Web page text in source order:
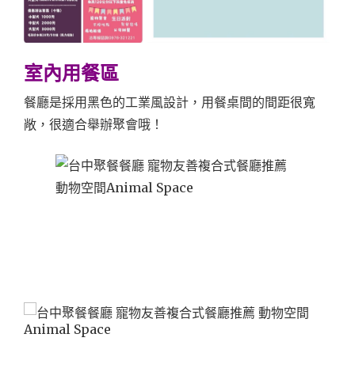
室內用餐區
餐廳是採用黑色的工業風設計，用餐桌間的間距很寬
敞，很適合舉辦聚會哦！